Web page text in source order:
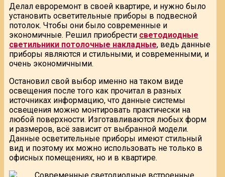
Делал евроремонт в своей квартире, и нужно было
установить осветительные приборы в подвесной
потолок. Чтобы они было современные и
экономичные. Решил приобрести светодиодные
светильники потолочные накладные, ведь данные
приборы являются и стильными, и современными, и
очень экономичными.
Остановил свой выбор именно на таком виде
освещения после того как прочитал в разных
источниках информацию, что данные системы
освещения можно монтировать практически на
любой поверхности. Изготавливаются любых форм
и размеров, всё зависит от выбранной модели.
Данные осветительные приборы имеют стильный
вид и поэтому их можно использовать не только в
офисных помещениях, но и в квартире.